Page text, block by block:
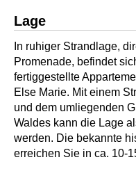
Lage
In ruhiger Strandlage,
Promenade, befindet
fertiggestellte
Else Marie. Mit einem
und dem umliegenden
Waldes kann die Lage
werden. Die bekannte
erreichen Sie in ca. 10-